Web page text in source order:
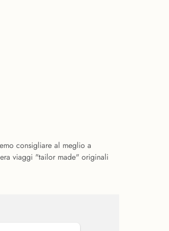
consigliare al meglio a
viaggi "tailor made" originali